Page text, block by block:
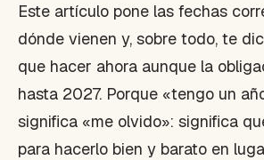
Este artículo pone las fechas
dónde vienen y, sobre todo, te
que hacer ahora aunque la
hasta 2027. Porque «tengo un
significa «me olvido»: significa
para hacerlo bien y barato en